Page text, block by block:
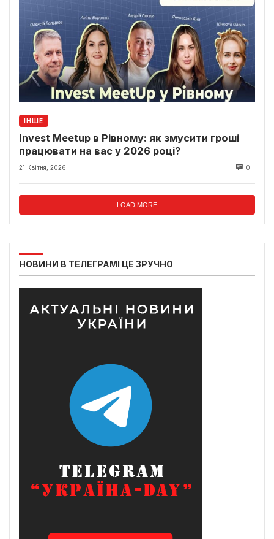
ІНШЕ
Invest Meetup в Рівному: як змусити гроші
працювати на вас у 2026 році?
21 Квітня, 2026 0
LOAD MORE
НОВИНИ В ТЕЛЕГРАМІ ЦЕ ЗРУЧНО